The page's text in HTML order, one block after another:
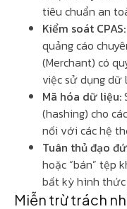
tiêu chuẩn an
Kiểm soát CPAS:
quảng cáo
(Merchant) có
việc sử dụng dữ
Mã hóa dữ liệu:
(hashing) cho
nối với các hệ
Tuân thủ đạo
hoặc “bán” tệp
bất kỳ hình thức
Miễn trừ trách